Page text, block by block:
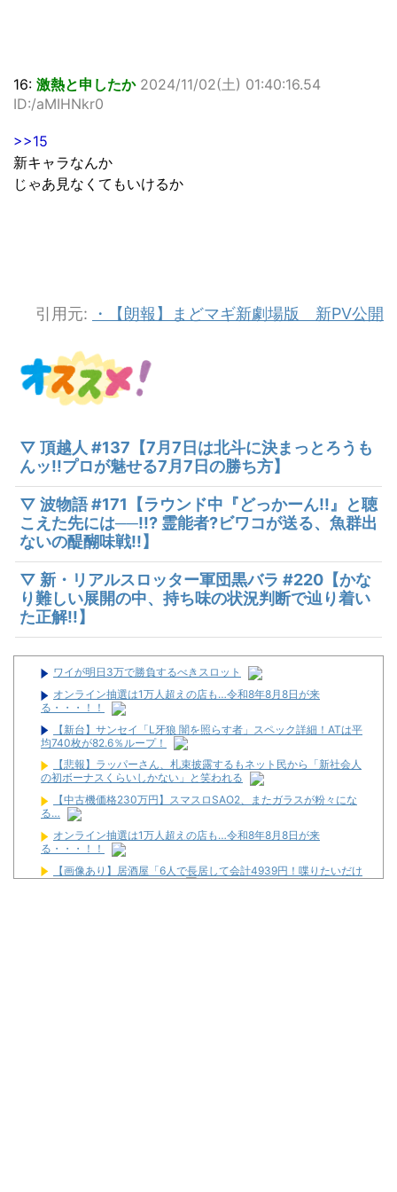
16: 激熱と申したか 2024/11/02(土) 01:40:16.54
ID:/aMIHNkr0
>>15
新キャラなんか
じゃあ見なくてもいけるか
引用元: ・【朗報】まどマギ新劇場版 新PV公開
▽ 頂越人 #137【7月7日は北斗に決まっとろうも
んッ!!プロが魅せる7月7日の勝ち方】
▽ 波物語 #171【ラウンド中『どっかーん!!』と聴
こえた先には──!!? 霊能者?ビワコが送る、魚群出
ないの醍醐味戦!!】
▽ 新・リアルスロッター軍団黒バラ #220【かな
り難しい展開の中、持ち味の状況判断で辿り着い
た正解!!】
ワイが明日3万で勝負するべきスロット
オンライン抽選は1万人超えの店も…令和8年8月8日が来
る・・・！！
【新台】サンセイ「L牙狼 闇を照らす者」スペック詳細！ATは平
均740枚が82.6％ループ！
【悲報】ラッパーさん、札束披露するもネット民から「新社会人
の初ボーナスくらいしかない」と笑われる
【中古機価格230万円】スマスロSAO2、またガラスが粉々にな
る…
オンライン抽選は1万人超えの店も…令和8年8月8日が来
る・・・！！
【画像あり】居酒屋「6人で長居して会計4939円！喋りたいだけ
なら公園に行ってくれ（怒」